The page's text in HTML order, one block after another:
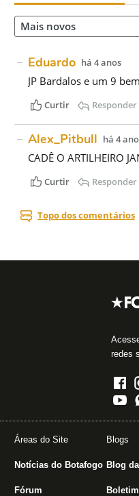
redes
Áreas do Site
Notícias do Botafogo
Fórum
Blogs
Blog